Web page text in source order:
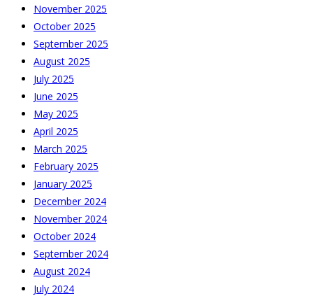
November 2025
October 2025
September 2025
August 2025
July 2025
June 2025
May 2025
April 2025
March 2025
February 2025
January 2025
December 2024
November 2024
October 2024
September 2024
August 2024
July 2024